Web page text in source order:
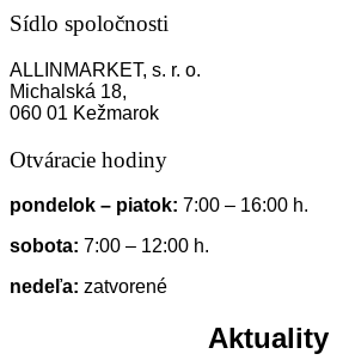
Sídlo spoločnosti
ALLINMARKET, s. r. o.
Michalská 18,
060 01 Kežmarok
Otváracie hodiny
pondelok – piatok: 7:00 – 16:00 h.
sobota: 7:00 – 12:00 h.
nedeľa: zatvorené
Aktuality